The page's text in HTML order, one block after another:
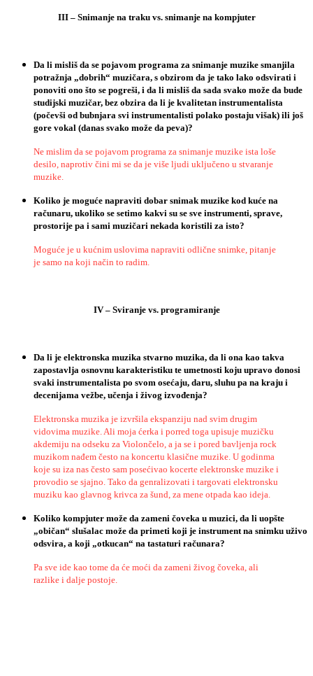
III– Snimanje na traku vs. snimanje na kompjuter
Da li misliš da se pojavom programa za snimanje muzike smanjila
potražnja „dobrih“ muzičara, s obzirom da je tako lako odsvirati i
ponoviti ono što se pogreši, i da li misliš da sada svako može da bude
studijski muzičar, bez obzira da li je kvalitetan instrumentalista
(počevši od bubnjara svi instrumentalisti polako postaju višak) ili još
gore vokal (danas svako može da peva)?
Ne mislim da se pojavom programa za snimanje muzike ista loše
desilo, naprotiv čini mi se da je više ljudi uključeno u stvaranje
muzike.
Koliko je moguće napraviti dobar snimak muzike kod kuće na
računaru, ukoliko se setimo kakvi su se sve instrumenti, sprave,
prostorije pa i sami muzičari nekada koristili za isto?
Moguće je u kućnim uslovima napraviti odlične snimke, pitanje
je samo na koji način to radim.
IV– Sviranje vs. programiranje
Da li je elektronska muzika stvarno muzika, da li ona kao takva
zapostavlja osnovnu karakteristiku te umetnosti koju upravo donosi
svaki instrumentalista po svom osećaju, daru, sluhu pa na kraju i
decenijama vežbe, učenja i živog izvođenja?
Elektronska muzika je izvršila ekspanziju nad svim drugim
vidovima muzike. Ali moja ćerka i porred toga upisuje muzičku
akdemiju na odseku za Violončelo, a ja se i pored bavljenja rock
muzikom nađem često na koncertu klasične muzike. U godinma
koje su iza nas često sam posećivao kocerte elektronske muzike i
provodio se sjajno. Tako da genralizovati i targovati elektronsku
muziku kao glavnog krivca za šund, za mene otpada kao ideja.
Koliko kompjuter može da zameni čoveka u muzici, da li uopšte
„običan“ slušalac može da primeti koji je instrument na snimku uživo
odsvira, a koji „otkucan“ na tastaturi računara?
Pa sve ide kao tome da će moći da zameni živog čoveka, ali
razlike i dalje postoje.